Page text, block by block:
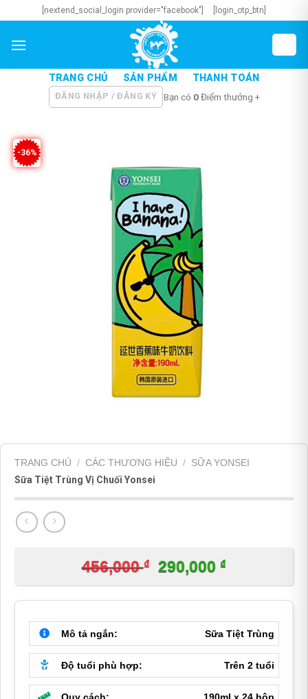
to
content
[nextend_social_login provider="facebook"] [login_otp_btn]
TRANG CHỦ SẢN PHẨM THANH TOÁN
ĐĂNG NHẬP / ĐĂNG KÝ Bạn có 0Điểm thưởng +
-36%
TRANG CHỦ / CÁC THƯƠNG HIỆU / SỮA YONSEI
Sữa Tiệt Trùng Vị Chuối Yonsei
456,000₫
Giá
gốc
456,000 ₫.
290,000 ₫
hiện
là:
290,000 ₫.
Mô tả ngắn: Sữa Tiệt Trùng
Độ tuổi phù hợp: Trên 2 tuổi
Quy cách: 190ml x 24 hộp